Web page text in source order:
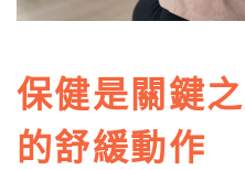
保健是關鍵
的舒緩動作